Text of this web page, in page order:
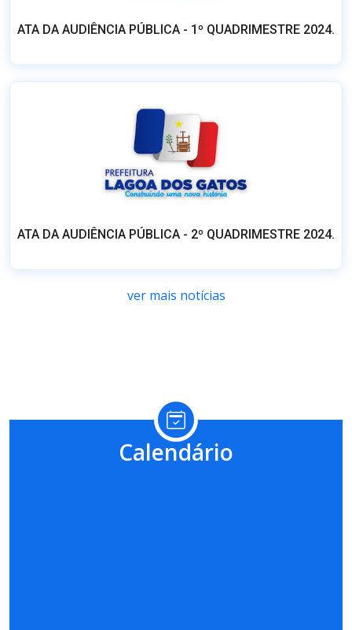
ATA DA AUDIÊNCIA PÚBLICA - 2º QUADRIMESTRE 2024.